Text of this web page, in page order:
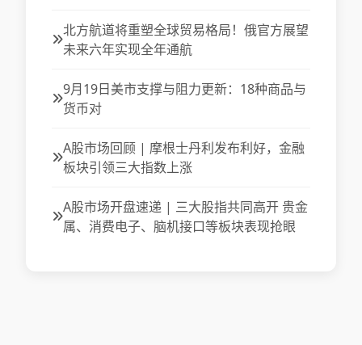
北方航道将重塑全球贸易格局！俄官方展望
未来六年实现全年通航
9月19日美市支撑与阻力更新：18种商品与
货币对
A股市场回顾 | 摩根士丹利发布利好，金融
板块引领三大指数上涨
A股市场开盘速递 | 三大股指共同高开 贵金
属、消费电子、脑机接口等板块表现抢眼